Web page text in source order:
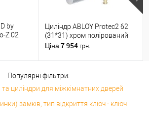
by
Z 02
Циліндр ABLOY Protec2 62
(31*31) хром полірований
Ціна 7 954 грн.
Популярні фільтри:
циліндри для міжкімнатних дверей
замків, тип відкриття ключ - ключ